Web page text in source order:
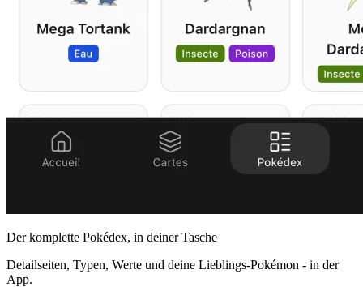
Der komplette Pokédex, in deiner Tasche
Detailseiten, Typen, Werte und deine Lieblings-Pokémon - in der
App.